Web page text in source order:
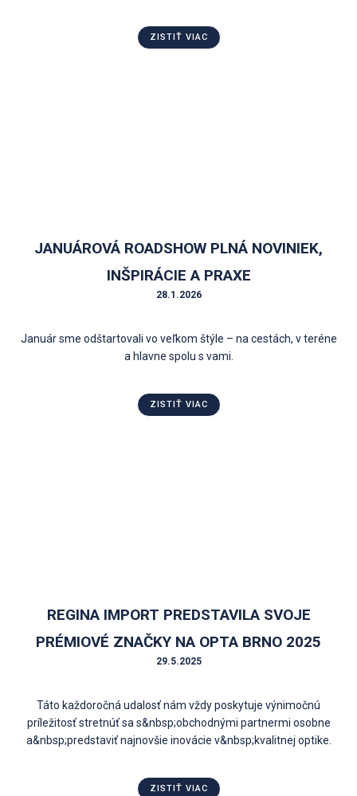
ZISTIŤ VIAC
JANUÁROVÁ ROADSHOW PLNÁ NOVINIEK,
INŠPIRÁCIE A PRAXE
28.1.2026
Január sme odštartovali vo veľkom štýle – na cestách, v teréne
a hlavne spolu s vami.
ZISTIŤ VIAC
REGINA IMPORT PREDSTAVILA SVOJE
PRÉMIOVÉ ZNAČKY NA OPTA BRNO 2025
29.5.2025
Táto každoročná udalosť nám vždy poskytuje výnimočnú
príležitosť stretnúť sa s&nbsp;obchodnými partnermi osobne
a&nbsp;predstaviť najnovšie inovácie v&nbsp;kvalitnej optike.
ZISTIŤ VIAC